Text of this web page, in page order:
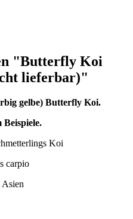
"Butterfly Koi
lieferbar)"
gelbe) Butterfly Koi.
Beispiele.
Koi
carpio
Asien